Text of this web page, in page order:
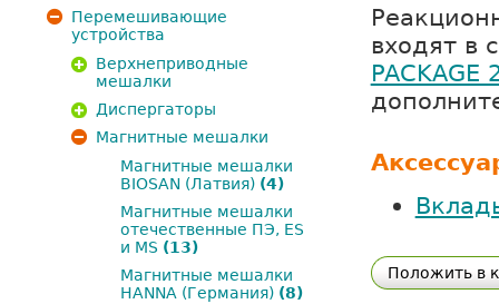
входят в
PACKAGE
Положить в
Перемешивающие
устройства
Верхнеприводные
мешалки
Диспергаторы
Магнитные мешалки
Магнитные мешалки
BIOSAN (Латвия) (4)
Магнитные мешалки
отечественные ПЭ, ES
и MS (13)
Магнитные мешалки
HANNA (Германия) (8)